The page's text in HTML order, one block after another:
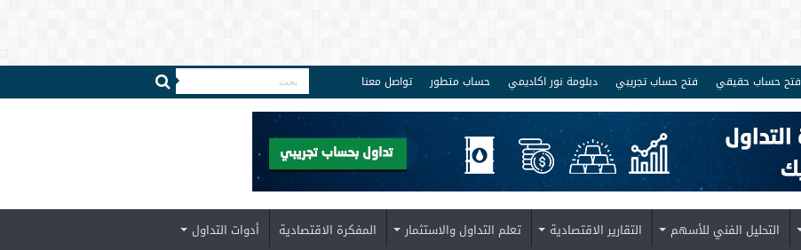
فتح حساب حقيقي فتح حساب تجريبي دبلومة نور اكاديمي حساب متطور تواصل معنا
التحليل الفني للأسهم التقارير الاقتصادية تعلم التداول والاستثمار المفكرة الاقتصادية
أدوات التداول